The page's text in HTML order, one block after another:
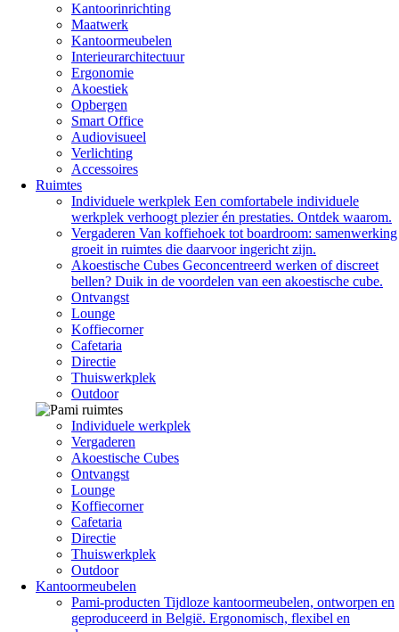
Kantoorinrichting
Maatwerk
Kantoormeubelen
Interieurarchitectuur
Ergonomie
Akoestiek
Opbergen
Smart Office
Audiovisueel
Verlichting
Accessoires
Ruimtes
Individuele werkplek Een comfortabele individuele
werkplek verhoogt plezier én prestaties. Ontdek waarom.
Vergaderen Van koffiehoek tot boardroom: samenwerking
groeit in ruimtes die daarvoor ingericht zijn.
Akoestische Cubes Geconcentreerd werken of discreet
bellen? Duik in de voordelen van een akoestische cube.
Ontvangst
Lounge
Koffiecorner
Cafetaria
Directie
Thuiswerkplek
Outdoor
Individuele werkplek
Vergaderen
Akoestische Cubes
Ontvangst
Lounge
Koffiecorner
Cafetaria
Directie
Thuiswerkplek
Outdoor
Kantoormeubelen
Pami-producten Tijdloze kantoormeubelen, ontworpen en
geproduceerd in België. Ergonomisch, flexibel en